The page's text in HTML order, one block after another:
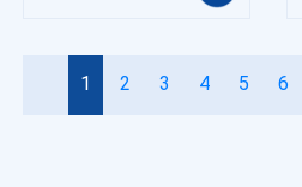
1 2 3 4 5 6